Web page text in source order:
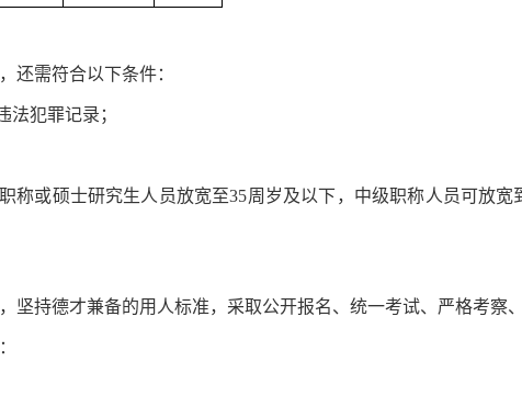
还需符合以下条件：
法犯罪记录；
称或硕士研究生人员放宽至35周岁及以下，中级职称人员可放
坚持德才兼备的用人标准，采取公开报名、统一考试、严格考察